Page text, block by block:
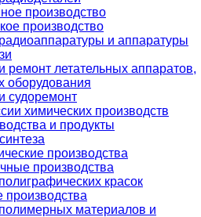
производство
производство
и аппаратуры
ремонт летательных аппаратов,
оборудования
судоремонт
химических производств
и продукты
производства
производства
красок
производства
материалов и